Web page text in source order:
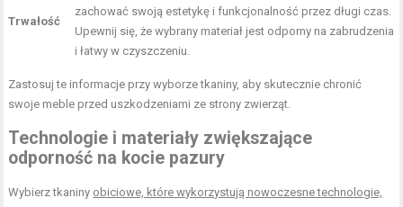
Trwałość
zachować swoją estetykę i funkcjonalność przez długi czas.
Upewnij się, że wybrany materiał jest odporny na zabrudzenia
i łatwy w czyszczeniu.
Zastosuj te informacje przy wyborze tkaniny, aby skutecznie chronić
swoje meble przed uszkodzeniami ze strony zwierząt.
Technologie i materiały zwiększające
odporność na kocie pazury
Wybierz tkaniny obiciowe, które wykorzystują nowoczesne technologie,